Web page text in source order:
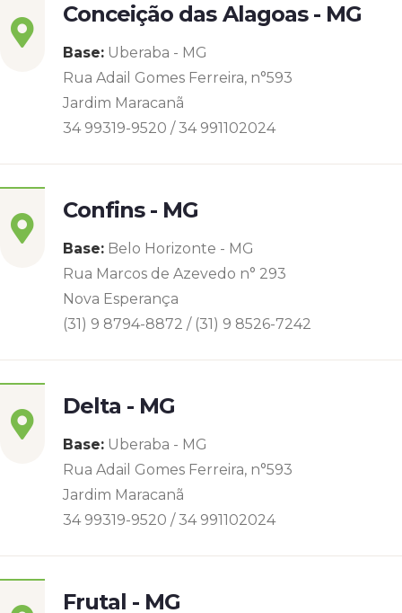
Conceição das Alagoas - MG
Base: Uberaba - MG
Rua Adail Gomes Ferreira, n°593
Jardim Maracanã
34 99319-9520 / 34 991102024
Confins - MG
Base: Belo Horizonte - MG
Rua Marcos de Azevedo n° 293
Nova Esperança
(31) 9 8794-8872 / (31) 9 8526-7242
Delta - MG
Base: Uberaba - MG
Rua Adail Gomes Ferreira, n°593
Jardim Maracanã
34 99319-9520 / 34 991102024
Frutal - MG